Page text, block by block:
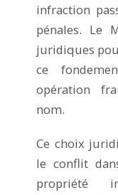
infraction
pénales. Le
juridiques
ce
opération
nom.
Ce choix
le conflit
propriété